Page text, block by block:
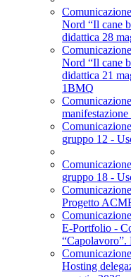
Nord “Il cane
didattica 28
Nord “Il cane
didattica 21
1BMQ
gruppo 12 -
gruppo 18 -
Progetto
E-Portfolio -
Hosting